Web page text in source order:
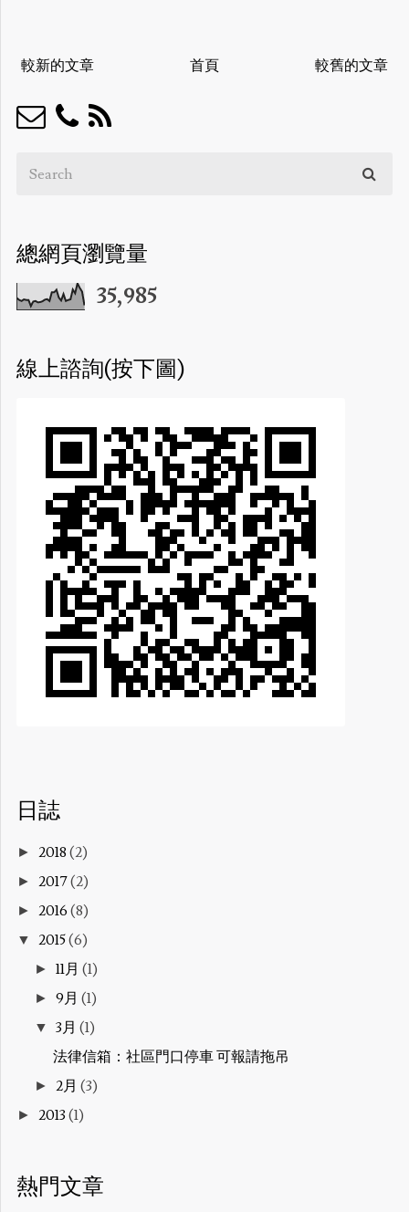
較新的文章 較舊的文章
首頁
總網頁瀏覽量
35,985
線上諮詢(按下圖)
日誌
► 2018 (2)
► 2017(2)
► 2016 (8)
▼ 2015(6)
►11月(1)
►9月(1)
▼3月(1)
法律信箱：社區門口停車 可報請拖吊
► 2月(3)
► 2013 (1)
熱門文章